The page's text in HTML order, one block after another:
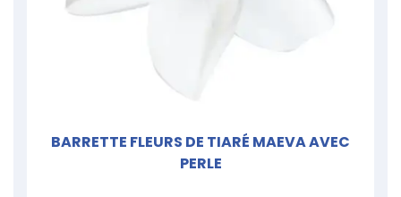
BARRETTE FLEURS DE TIARÉ MAEVA AVEC
PERLE